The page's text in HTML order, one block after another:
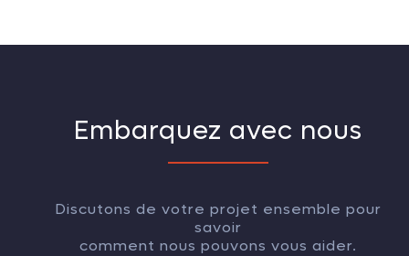
Embarquez avec nous
Discutons de votre projet ensemble pour
savoir
comment nous pouvons vous aider.